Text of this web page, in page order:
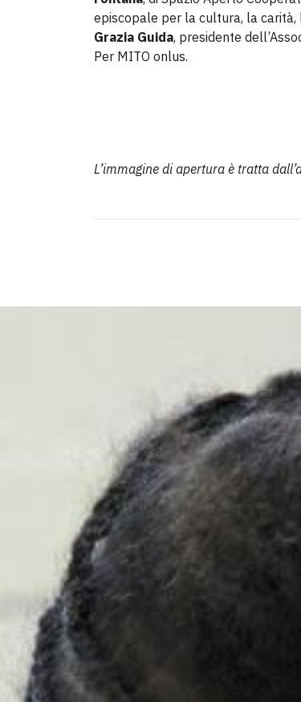
episcopale per la cultura, la carità,
Grazia Guida, presidente
Per MITO onlus.
L’immagine di apertura è tratta